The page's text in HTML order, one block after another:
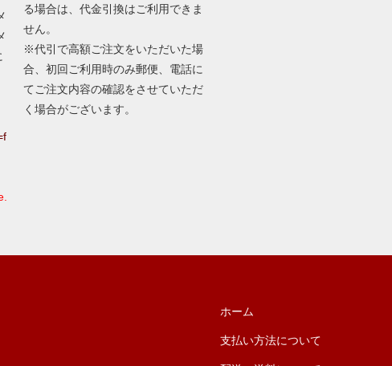
る場合は、代金引換はご利用できま
せん。
※代引で高額ご注文をいただいた場
合、初回ご利用時のみ郵便、電話に
てご注文内容の確認をさせていただ
く場合がございます。
ホーム
支払い方法について